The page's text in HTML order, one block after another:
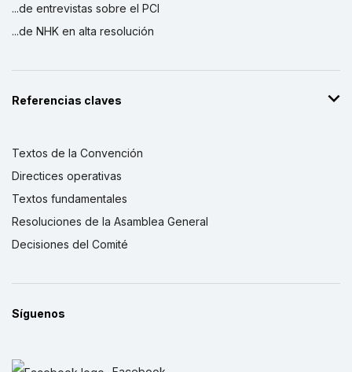
...de entrevistas sobre el PCI
...de NHK en alta resolución
Referencias claves
Textos de la Convención
Directices operativas
Textos fundamentales
Resoluciones de la Asamblea General
Decisiones del Comité
Síguenos